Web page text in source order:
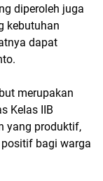
diperoleh juga
kebutuhan
dapat
merupakan
Kelas IIB
yang produktif,
bagi warga